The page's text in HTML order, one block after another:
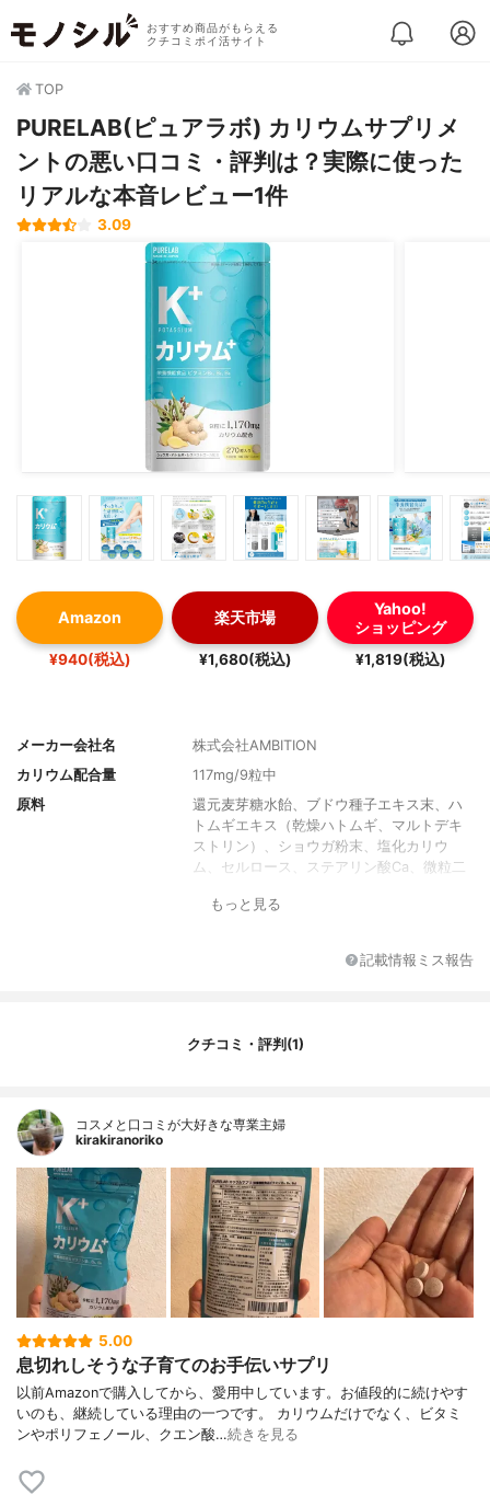
おすすめ商品がもらえる
クチコミポイ活サイト
TOP
PURELAB(ピュアラボ) カリウムサプリメ
ントの悪い口コミ・評判は？実際に使った
リアルな本音レビュー1件
3.09
Amazon
¥940(税込)
楽天市場
¥1,680(税込)
Yahoo!
ショッピング
¥1,819(税込)
メーカー会社名
株式会社AMBITION
カリウム配合量
117mg/9粒中
原料
還元麦芽糖水飴、ブドウ種子エキス末、ハ
トムギエキス（乾燥ハトムギ、マルトデキ
ストリン）、ショウガ粉末、塩化カリウ
ム、セルロース、ステアリン酸Ca、微粒二
もっと見る
記載情報ミス報告
クチコミ・評判(1)
コスメと口コミが大好きな専業主婦
kirakiranoriko
5.00
息切れしそうな子育てのお手伝いサプリ
以前Amazonで購入してから、愛用中しています。お値段的に続けやす
いのも、継続している理由の一つです。 カリウムだけでなく、ビタミ
ンやポリフェノール、クエン酸…続きを見る